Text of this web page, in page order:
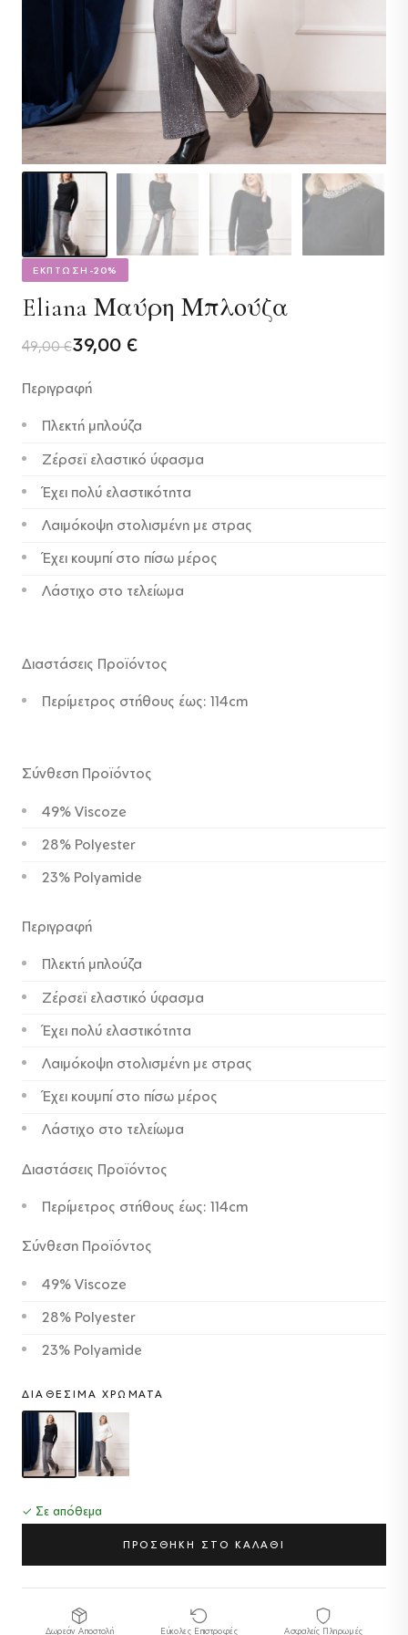
ΕΚΠΤΩΣΗ -20%
Eliana Μαύρη Μπλούζα
49,00€
Original
was:
49,00 €.
39,00 €
Η
τιμή
είναι:
39,00 €.
Περιγραφή
Πλεκτή μπλούζα
Ζέρσεϊ ελαστικό ύφασμα
Έχει πολύ ελαστικότητα
Λαιμόκοψη στολισμένη με στρας
Έχει κουμπί στο πίσω μέρος
Λάστιχο στο τελείωμα
Διαστάσεις Προϊόντος
Περίμετρος στήθους έως: 114cm
Σύνθεση Προϊόντος
49% Viscoze
28% Polyester
23% Polyamide
Περιγραφή
Πλεκτή μπλούζα
Ζέρσεϊ ελαστικό ύφασμα
Έχει πολύ ελαστικότητα
Λαιμόκοψη στολισμένη με στρας
Έχει κουμπί στο πίσω μέρος
Λάστιχο στο τελείωμα
Διαστάσεις Προϊόντος
Περίμετρος στήθους έως: 114cm
Σύνθεση Προϊόντος
49% Viscoze
28% Polyester
23% Polyamide
ΔΙΑΘΈΣΙΜΑ ΧΡΏΜΑΤΑ
✓ Σε απόθεμα
ΠΡΟΣΘΗΚΗ ΣΤΟ ΚΑΛΑΘΙ
Δωρεάν Αποστολή Εύκολες Επιστροφές Ασφαλείς Πληρωμές